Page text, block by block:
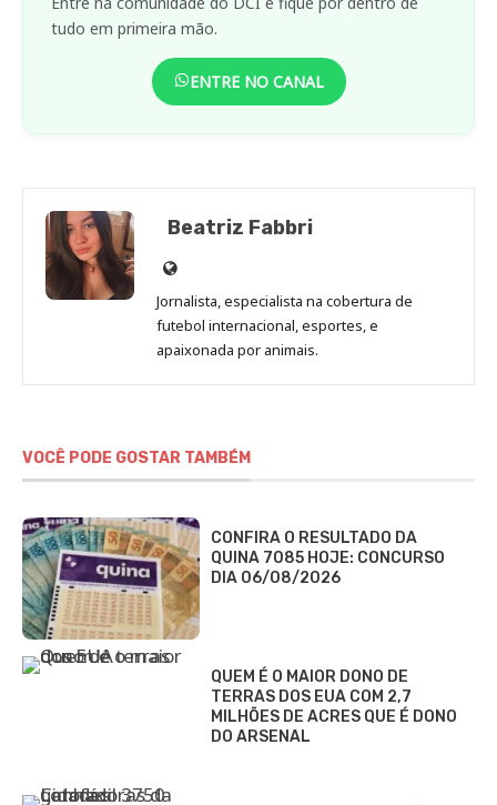
tudo em primeira mão.
ENTRE NO CANAL
Beatriz Fabbri
Site
de
Beatriz
Fabbri
Jornalista, especialista na cobertura de
futebol internacional, esportes, e
apaixonada por animais.
VOCÊ PODE GOSTAR TAMBÉM
CONFIRA O RESULTADO DA
QUINA 7085 HOJE: CONCURSO
DIA 06/08/2026
QUEM É O MAIOR DONO DE
TERRAS DOS EUA COM 2,7
MILHÕES DE ACRES QUE É DONO
DO ARSENAL